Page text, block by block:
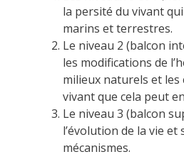
la persité du vivant
marins et terrestres.
Le niveau 2 (balcon
les modifications de
milieux naturels et
vivant que cela peut
Le niveau 3 (balcon
l’évolution de la vie et
mécanismes.